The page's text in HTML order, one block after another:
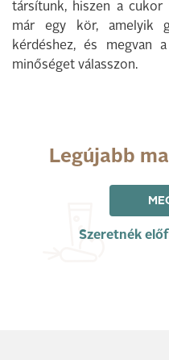
társítunk, hiszen a cukor
már egy kör, amelyik
kérdéshez, és megvan
minőséget válasszon.
Legújabb
Szeretnék